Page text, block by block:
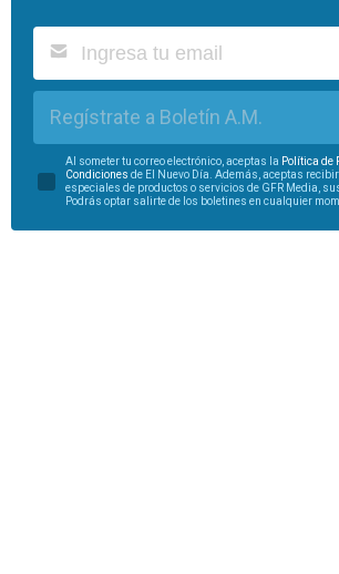
Regístrate a Boletín A.M.
Al someter tu correo electrónico, aceptas la Política de
Condiciones de El Nuevo Día. Además, aceptas
especiales de productos o servicios de GFR Media,
Podrás optar salirte de los boletines en cualquier